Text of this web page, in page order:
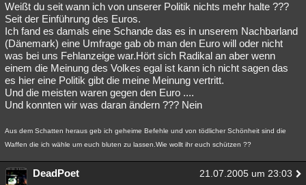
Weißt du seit wann ich von unserer Politik nichts mehr halte ???
Seit der Einführung des Euros.
Ich fand es damals eine Schande das es in unserem Nachbarland
(Dänemark) eine Umfrage gab ob man den Euro will oder nicht
was bei uns Fehlanzeige war.Hört sich Radikal an aber wenn
einem die Meinung des Volkes egal ist kann ich nicht sagen das
es hier eine Politik gibt die meine Meinung vertritt.
Und die meisten waren gegen den Euro ....
Und konnten wir was daran ändern ??? Nein
Aus dem Schatten heraus geb ich geheime Befehle und von tödlicher Schönheit sind die
Waffen die ich wähle um euch bluten zu lassen.Wie wollt ihr euch schützen ??
DeadPoet 21.07.2005 um 23:03